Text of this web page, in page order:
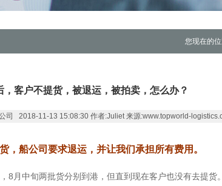
您现在的
，客户不提货，被退运，被拍卖，怎么办？
司 2018-11-13 15:08:30 作者:Juliet 来源:www.topworld-
，船公司要求退运，并让我们承担所有费用。
8月中旬两批货分别到港，但直到现在客户也没有去提货